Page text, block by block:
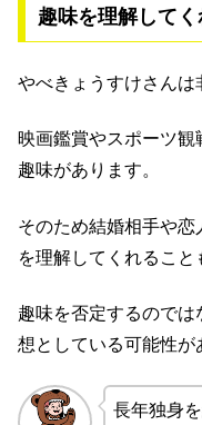
趣味を理解して
やべきょうすけさんは
映画鑑賞やスポーツ
趣味があります。
そのため結婚相手や
を理解してくれること
趣味を否定するので
想としている可能性が
長年独身